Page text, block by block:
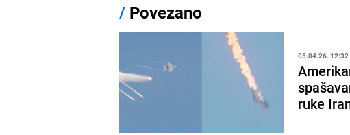
/ Povezano
05.04.26. 12:32
ruke